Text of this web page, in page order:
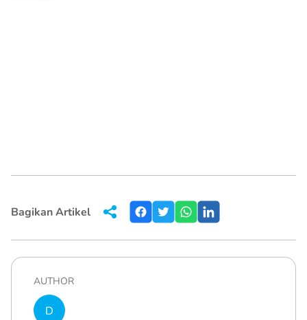
Bagikan Artikel
AUTHOR
D